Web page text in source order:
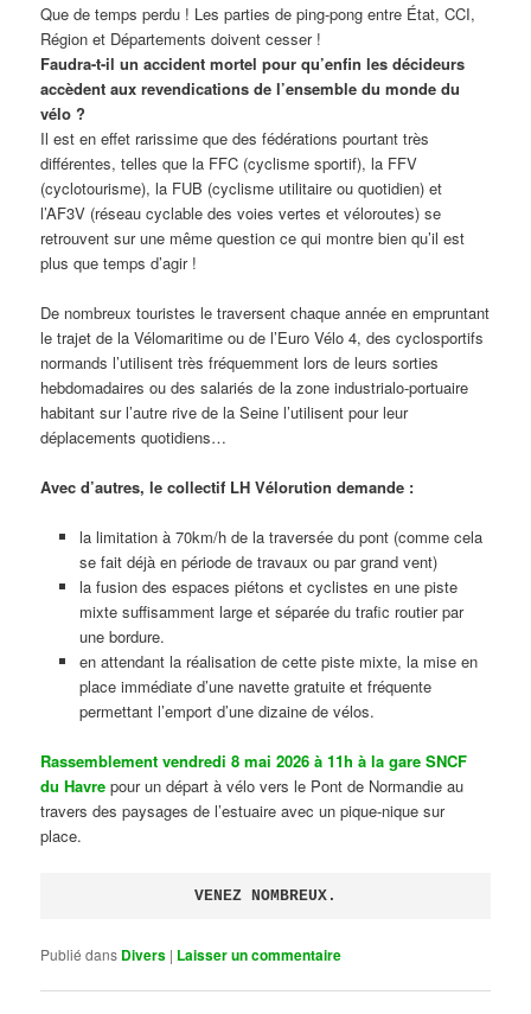
Que de temps perdu ! Les parties de ping-pong entre État, CCI,
Région et Départements doivent cesser !
Faudra-t-il un accident mortel pour qu’enfin les décideurs
accèdent aux revendications de l’ensemble du monde du
vélo ?
Il est en effet rarissime que des fédérations pourtant très
différentes, telles que la FFC (cyclisme sportif), la FFV
(cyclotourisme), la FUB (cyclisme utilitaire ou quotidien) et
l’AF3V (réseau cyclable des voies vertes et véloroutes) se
retrouvent sur une même question ce qui montre bien qu’il est
plus que temps d’agir !
De nombreux touristes le traversent chaque année en empruntant
le trajet de la Vélomaritime ou de l’Euro Vélo 4, des cyclosportifs
normands l’utilisent très fréquemment lors de leurs sorties
hebdomadaires ou des salariés de la zone industrialo-portuaire
habitant sur l’autre rive de la Seine l’utilisent pour leur
déplacements quotidiens…
Avec d’autres, le collectif LH Vélorution demande :
la limitation à 70km/h de la traversée du pont (comme cela
se fait déjà en période de travaux ou par grand vent)
la fusion des espaces piétons et cyclistes en une piste
mixte suffisamment large et séparée du trafic routier par
une bordure.
en attendant la réalisation de cette piste mixte, la mise en
place immédiate d’une navette gratuite et fréquente
permettant l’emport d’une dizaine de vélos.
Rassemblement vendredi 8 mai 2026 à 11h à la gare SNCF
du Havre pour un départ à vélo vers le Pont de Normandie au
travers des paysages de l’estuaire avec un pique-nique sur
place.
VENEZ NOMBREUX.
Publié dans Divers | Laisser un commentaire